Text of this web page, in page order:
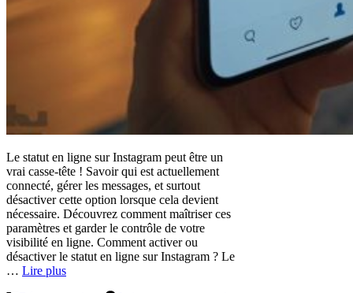
Le statut en ligne sur Instagram peut être un
vrai casse-tête ! Savoir qui est actuellement
connecté, gérer les messages, et surtout
désactiver cette option lorsque cela devient
nécessaire. Découvrez comment maîtriser ces
paramètres et garder le contrôle de votre
visibilité en ligne. Comment activer ou
désactiver le statut en ligne sur Instagram ? Le
… Lire plus